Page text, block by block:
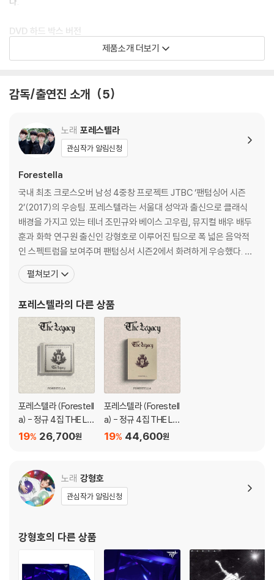
DVD 하드 박스 버전
1 DVD, 공연 사진이 담긴 북릿,
엽서 2종, 포토카드 4종, 스티커로 구성
DVD스펙
- 비디오: 16:9 Wide Screen NTSC COLOR
- 오디오: Dolby Digital Stereo (2.0)
DVD/ Blu-ray 구매시 참고 사항 안내드립니다.
※ 4K블루레이, 3D 블루레이 재생 관련 안내
1) 4K UHD 디스크는 대용량의 데이터 전송이 필요하므로 4K전용 플레
이어를 사용하셔야 합니다. 더불어 플레이어 소프트웨어 최신 버전의 업데
이트, 대용량 케이블 사용이 필수입니다.
2) 3D 블루레이는 전용 플레이어와 3D 지원 TV를 통해서만 재생 가능합
※ 아웃케이스/구성품/포장 상태
1) 제작/배송 과정에서 경미한 아웃케이스 주름, 모서리 눌림 및 갈라짐이
발생할 수 있습니다. 반품을 원하실 경우 미개봉 상태로 문의 부탁드립니
2) 스틸북 케이스 제작 과정에서 기포 혹은 경미한 인쇄 오류가 발생할 수
있습니다.
3) 렌티큘러 스틸북의 경우, 보호필름이 붙어 판매되기도 합니다. 보호필
름 손상에 의한 교환/반품은 불가합니다.
4) 본품 보호를 위해 노란색의 카톤 박스로 재포장한 경우, 카톤박스 손상
5) 아웃케이스/구성품/포장 상태 불량에 의한 교환/반품 신청시 불량 확
인을 위해 개봉 시의 동영상을 요청할 수 있으며, 동영상이 없는 경우 교
환/반품이 제한될 수 있습니다.
※ 디스크 재생 불량
1) 기기 문제로 인해 발생하는 재생 불량 현상에 대해서는 반품/교환이 불
가하니 최신 소프트웨어로 업데이트된 DVD/BD 전용 기기에서 재생하실
것을 권유해 드립니다.
제품소개 더보기
감독/출연진 소개 5
노래 포레스텔라
관심작가 알림신청
Forestella
국내 최초 크로스오버 남성 4중창 프로젝트 JTBC ‘팬텀싱어 시즌
2’(2017)의 우승팀. 포레스텔라는 서울대 성악과 출신으로 클래식
배경을 가지고 있는 테너 조민규와 베이스 고우림, 뮤지컬 배우 배두
훈과 화학 연구원 출신인 강형호로 이루어진 팀으로 폭 넓은 음악적
인 스펙트럼을 보여주며 팬텀싱서 시즌2에서 화려하게 우승했다. 팀
명 포레스텔라(Forestella)는 숲을 의미하는 영어 forest와 별을
의미하는 이태리어 stella를 합쳐 만든 것으로, "숲처럼 편안하고 별
들은 숲별이라는 애칭으로 불린다
펼쳐보기
포레스텔라의 다른 상품
포레스텔라 (Forestell
a) - 정규 4집 THE LE
GACY [Jewel Ver.]
26,700원
19%
포레스텔라 (Forestell
a) - 정규 4집 THE LE
GACY [Docent Boo
44,600원
19%
노래 강형호
관심작가 알림신청
강형호의 다른 상품